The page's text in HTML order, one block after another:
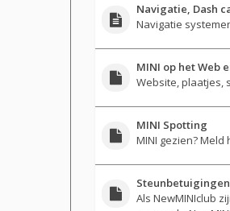
Navigatie, Dash
Navigatie
MINI op het Web
Website, plaatjes,
MINI Spotting
MINI gezien?
Als NewMINIclub